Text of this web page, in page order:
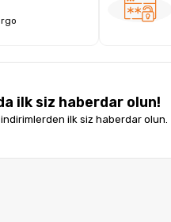
ilk siz haberdar olun!
ilk siz haberdar olun.